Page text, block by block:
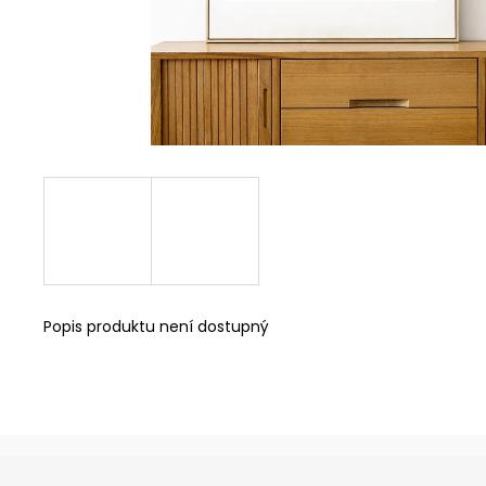
Popis produktu není dostupný